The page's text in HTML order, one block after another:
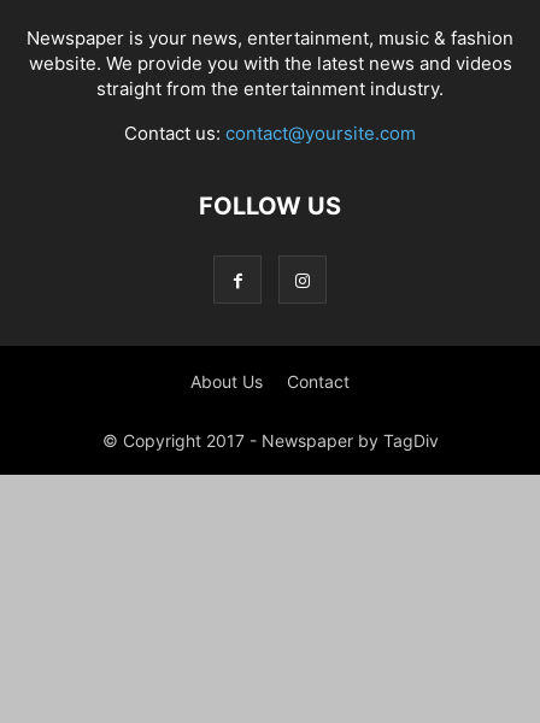
Newspaper is your news, entertainment, music & fashion
website. We provide you with the latest news and videos
straight from the entertainment industry.
Contact us: contact@yoursite.com
FOLLOW US
About Us Contact
© Copyright 2017 - Newspaper by TagDiv